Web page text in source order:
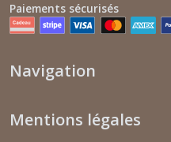
Paiements sécurisés
Navigation
Mentions légales